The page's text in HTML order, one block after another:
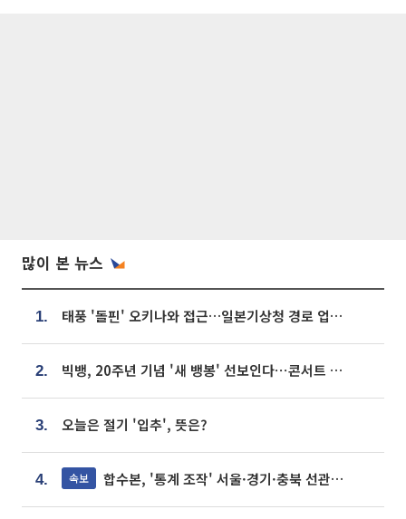
많이 본 뉴스
1. 태풍 '돌핀' 오키나와 접근…일본기상청 경로 업데이트
2. 빅뱅, 20주년 기념 '새 뱅봉' 선보인다⋯콘서트 앞두고 팝업 개최
3. 오늘은 절기 '입추', 뜻은?
4. 속보 합수본, '통계 조작' 서울·경기·충북 선관위 등 추가 압수수색